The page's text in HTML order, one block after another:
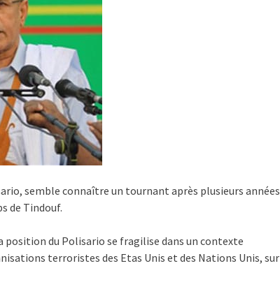
semble connaître un tournant après plusieurs années
de Tindouf.
du Polisario se fragilise dans un contexte
terroristes des Etas Unis et des Nations Unis, sur